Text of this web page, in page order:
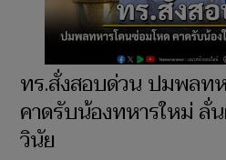
ทร.สั่งสอบด่วน ปมพลท
คาดรับน้องทหารใหม่ ลั่
วินัย